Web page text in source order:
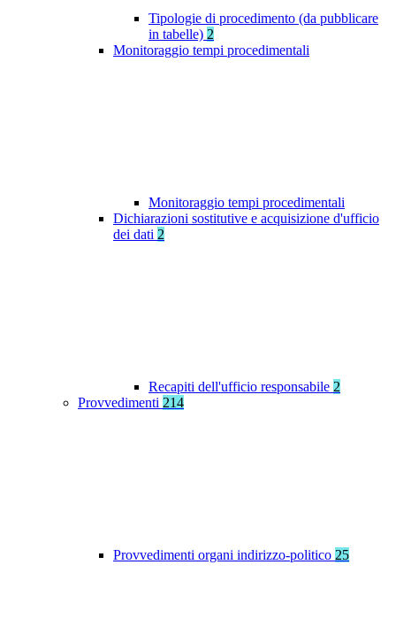
Tipologie di procedimento (da pubblicare
in tabelle) 2
Monitoraggio tempi procedimentali
Monitoraggio tempi procedimentali
Dichiarazioni sostitutive e acquisizione d'ufficio
dei dati 2
Recapiti dell'ufficio responsabile 2
Provvedimenti 214
Provvedimenti organi indirizzo-politico 25